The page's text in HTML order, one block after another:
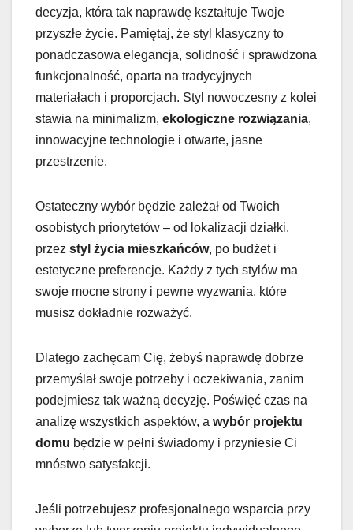
decyzja, która tak naprawdę kształtuje Twoje
przyszłe życie. Pamiętaj, że styl klasyczny to
ponadczasowa elegancja, solidność i sprawdzona
funkcjonalność, oparta na tradycyjnych
materiałach i proporcjach. Styl nowoczesny z kolei
stawia na minimalizm, ekologiczne rozwiązania,
innowacyjne technologie i otwarte, jasne
przestrzenie.
Ostateczny wybór będzie zależał od Twoich
osobistych priorytetów – od lokalizacji działki,
przez styl życia mieszkańców, po budżet i
estetyczne preferencje. Każdy z tych stylów ma
swoje mocne strony i pewne wyzwania, które
musisz dokładnie rozważyć.
Dlatego zachęcam Cię, żebyś naprawdę dobrze
przemyślał swoje potrzeby i oczekiwania, zanim
podejmiesz tak ważną decyzję. Poświęć czas na
analizę wszystkich aspektów, a wybór projektu
domu będzie w pełni świadomy i przyniesie Ci
mnóstwo satysfakcji.
Jeśli potrzebujesz profesjonalnego wsparcia przy